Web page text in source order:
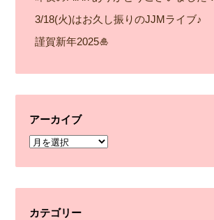
3/18(火)はお久し振りのJJMライブ♪
謹賀新年2025🎍
アーカイブ
ア
カ
イ
カテゴリー